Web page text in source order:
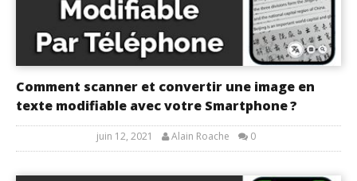
Comment scanner et convertir une image en
texte modifiable avec votre Smartphone ?
juin 12, 2021 Alain Roache 0